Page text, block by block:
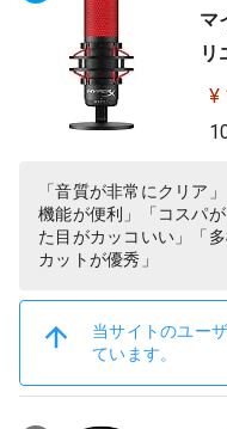
マ
リ
¥
「音質が非常にクリア
機能が便利」「コスパ
た目がカッコいい」「
カットが優秀」
当サイトのユー
ています。